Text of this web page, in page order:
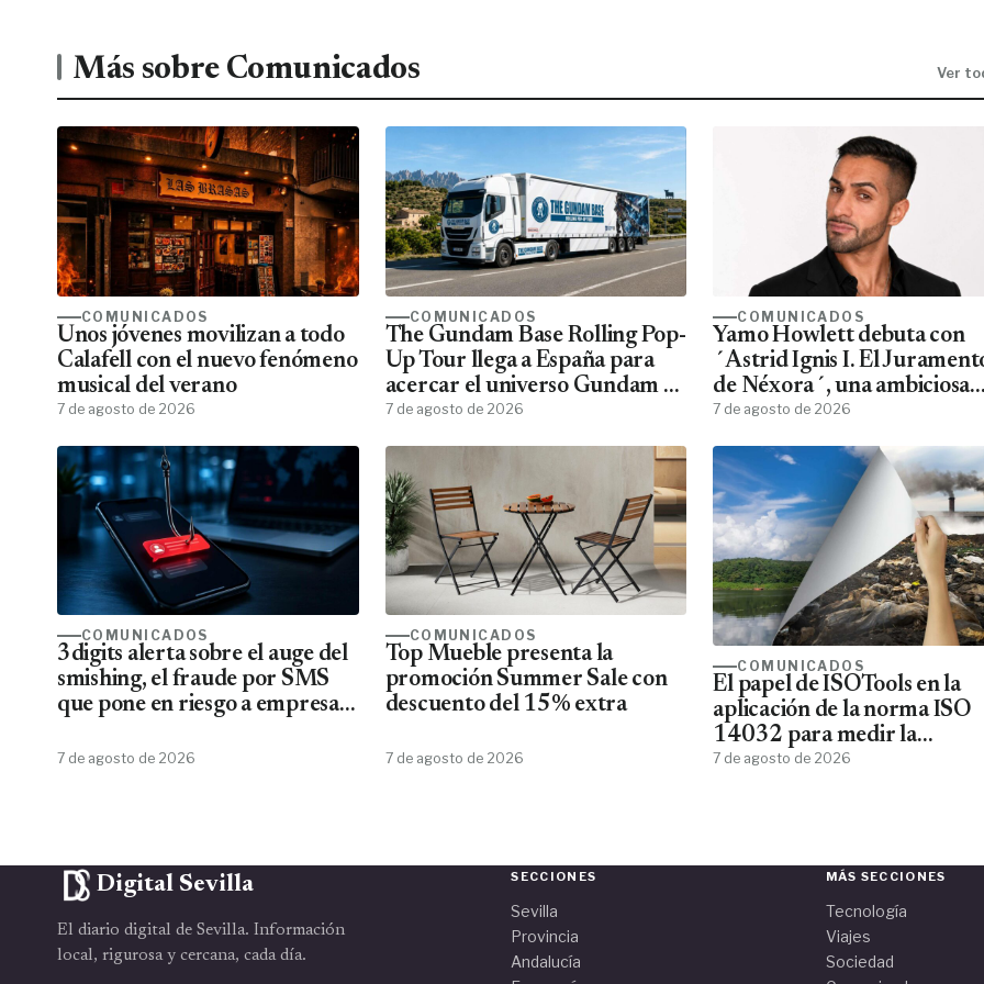
Más sobre Comunicados Ver
COMUNICADOS
Unos jóvenes movilizan a todo
Calafell con el nuevo fenómeno
musical del verano
7 de agosto de 2026
COMUNICADOS
The Gundam Base Rolling Pop-
Up Tour llega a España para
acercar el universo Gundam a
todos los fans
7 de agosto de 2026
COMUNICADOS
Yamo Howlett debuta con
´Astrid Ignis I. El
de Néxora´, una ambiciosa
saga de fantasía y ciencia
7 de agosto de 2026
COMUNICADOS
3digits alerta sobre el auge del
smishing, el fraude por SMS
que pone en riesgo a empresas
7 de agosto de 2026
COMUNICADOS
Top Mueble presenta la
promoción Summer Sale con
descuento del 15% extra
7 de agosto de 2026
COMUNICADOS
El papel de ISOTools en la
aplicación de la norma ISO
14032 para medir la
sostenibilidad empresarial
7 de agosto de 2026
Digital Sevilla
El diario digital de Sevilla. Información
local, rigurosa y cercana, cada día.
SECCIONES
Sevilla
Provincia
Andalucía
MÁS SECCIONES
Tecnología
Viajes
Sociedad